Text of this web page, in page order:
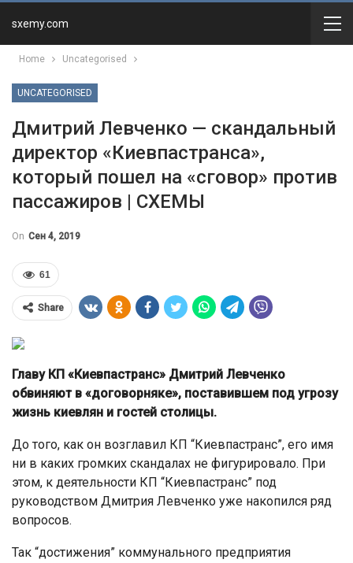
sxemy.com
Home Uncategorised
UNCATEGORISED
Дмитрий Левченко — скандальный
директор «Киевпастранса»,
который пошел на «сговор» против
пассажиров | СХЕМЫ
On Сен 4, 2019
61
Share
Главу КП «Киевпастранс» Дмитрий Левченко
обвиняют в «договорняке», поставившем под угрозу
жизнь киевлян и гостей столицы.
До того, как он возглавил КП “Киевпастранс”, его имя
ни в каких громких скандалах не фигурировало. При
этом, к деятельности КП “Киевпастранс” под
руководством Дмитрия Левченко уже накопился ряд
вопросов.
Так “достижения” коммунального предприятия